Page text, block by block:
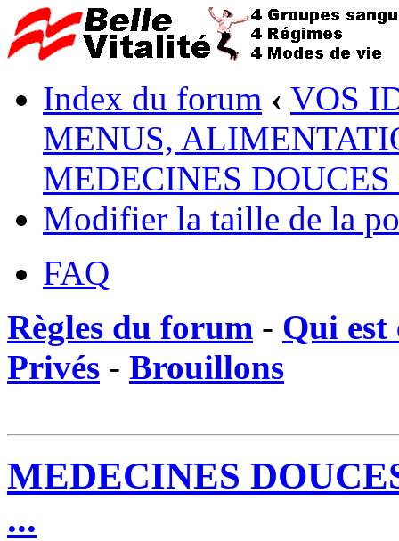
Index du forum ‹ VOS
MENUS,
MEDECINES
Modifier la taille de la
FAQ
Règles du forum - Qui est
Privés - Brouillons
MEDECINES
...